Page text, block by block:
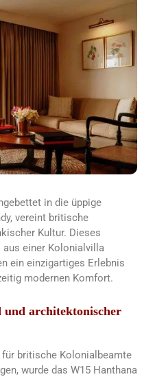
in die üppige
vereint britische
Kultur. Dieses
aus einer Kolonialvilla
ein einzigartiges Erlebnis
modernen Komfort.
architektonischer
britische Kolonialbeamte
wurde das W15 Hanthana